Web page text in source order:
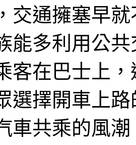
交通擁塞早
能多利用公
客在巴士上
選擇開車上
車共乘的風